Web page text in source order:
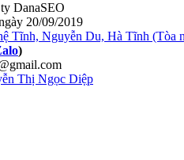
DanaSEO
20/09/2019
Tĩnh, Nguyễn Du, Hà Tĩnh (Tòa
)
Thị Ngọc Diệp